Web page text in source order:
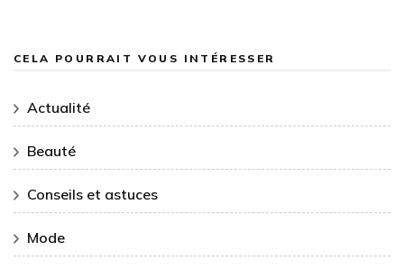
CELA POURRAIT VOUS INTÉRESSER
Actualité
Beauté
Conseils et astuces
Mode